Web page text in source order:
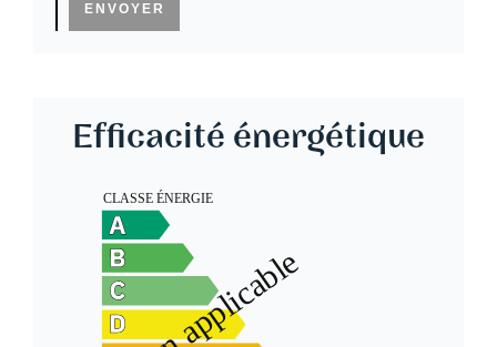
ENVOYER
Efficacité énergétique